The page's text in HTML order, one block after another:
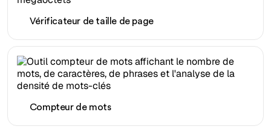
Vérificateur de taille de page
Compteur de mots